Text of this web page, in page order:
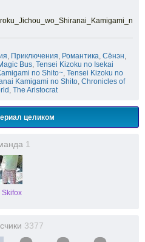
, Приключения, Романтика, Сёнэн,
Bus, Tensei Kizoku no Isekai
no Shito~, Tensei Kizoku no
Kamigami no Shito, Chronicles of
, The Aristocrat
целиком
1
Skifox
3377